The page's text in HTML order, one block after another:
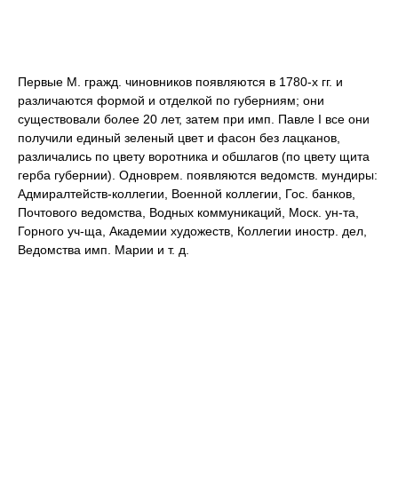
Первые М. гражд. чиновников появляются в 1780-х гг. и
различаются формой и отделкой по губерниям; они
существовали более 20 лет, затем при имп. Павле I все они
получили единый зеленый цвет и фасон без лацканов,
различались по цвету воротника и обшлагов (по цвету щита
герба губернии). Одноврем. появляются ведомств. мундиры:
Адмиралтейств-коллегии, Военной коллегии, Гос. банков,
Почтового ведомства, Водных коммуникаций, Моск. ун-та,
Горного уч-ща, Академии художеств, Коллегии иностр. дел,
Ведомства имп. Марии и т. д.